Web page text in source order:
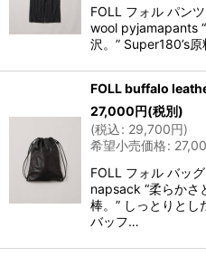
FOLL フォル パン
wool pyjamapants
沢。” Super180’s
FOLL buffalo
27,000円(税別)
(税込: 29,700円)
希望小売価格:
FOLL フォル バッ
napsack “柔らかさ
棒。” しっとりとし
バッフ…